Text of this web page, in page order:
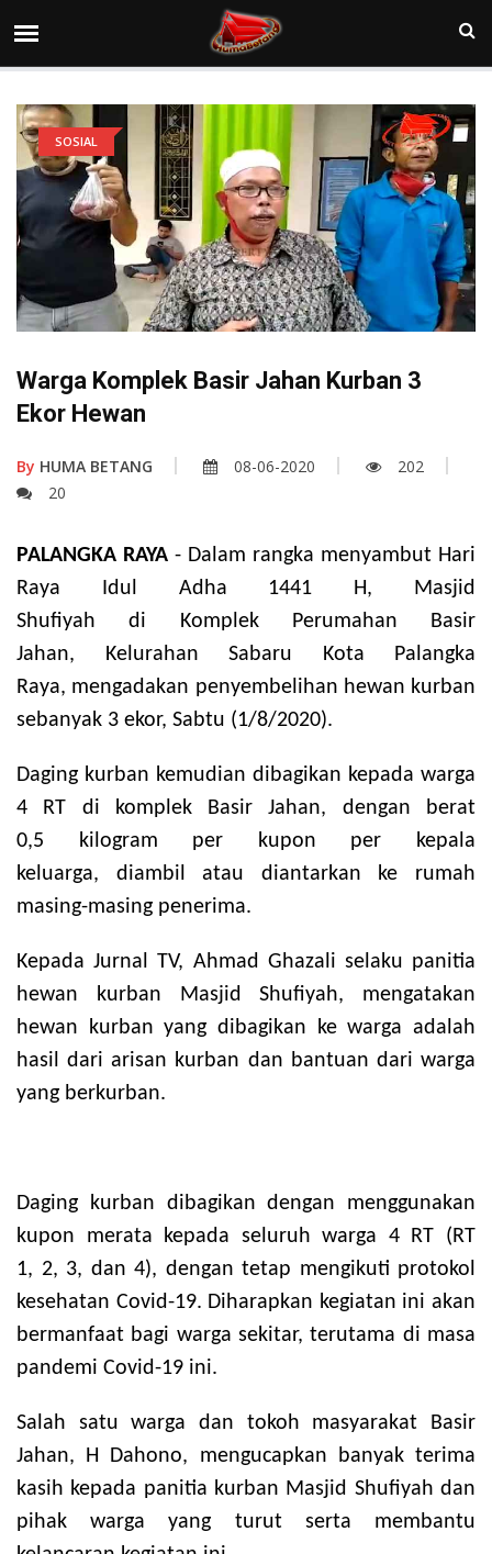
SOSIAL
Warga Komplek Basir Jahan Kurban 3
Ekor Hewan
By HUMA BETANG 08-06-2020
202
20
PALANGKA RAYA - Dalam rangka menyambut Hari
Raya Idul Adha 1441 H, Masjid
Shufiyah di Komplek Perumahan Basir
Jahan, Kelurahan Sabaru Kota Palangka
Raya, mengadakan penyembelihan hewan kurban
sebanyak 3 ekor, Sabtu (1/8/2020).
Daging kurban kemudian dibagikan kepada warga
4 RT di komplek Basir Jahan, dengan berat
0,5 kilogram per kupon per kepala
keluarga, diambil atau diantarkan ke rumah
masing-masing penerima.
Kepada Jurnal TV, Ahmad Ghazali selaku panitia
hewan kurban Masjid Shufiyah, mengatakan
hewan kurban yang dibagikan ke warga adalah
hasil dari arisan kurban dan bantuan dari warga
yang berkurban.
Daging kurban dibagikan dengan menggunakan
kupon merata kepada seluruh warga 4 RT (RT
1, 2, 3, dan 4), dengan tetap mengikuti protokol
kesehatan Covid-19. Diharapkan kegiatan ini akan
bermanfaat bagi warga sekitar, terutama di masa
pandemi Covid-19 ini.
Salah satu warga dan tokoh masyarakat Basir
Jahan, H Dahono, mengucapkan banyak terima
kasih kepada panitia kurban Masjid Shufiyah dan
pihak warga yang turut serta membantu